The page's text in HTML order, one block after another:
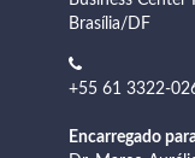
Brasília/DF
+55 61 3322-
Encarregado